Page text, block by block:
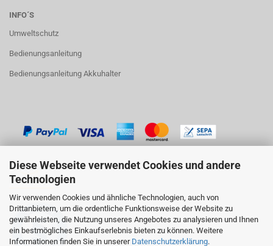
Diese Webseite verwendet Cookies und andere
Technologien
Wir verwenden Cookies und ähnliche Technologien, auch von
Drittanbietern, um die ordentliche Funktionsweise der Website zu
gewährleisten, die Nutzung unseres Angebotes zu analysieren und Ihnen
ein bestmögliches Einkaufserlebnis bieten zu können. Weitere
Informationen finden Sie in unserer Datenschutzerklärung.
INFO´S
Umweltschutz
Bedienungsanleitung
Bedienungsanleitung Akkuhalter